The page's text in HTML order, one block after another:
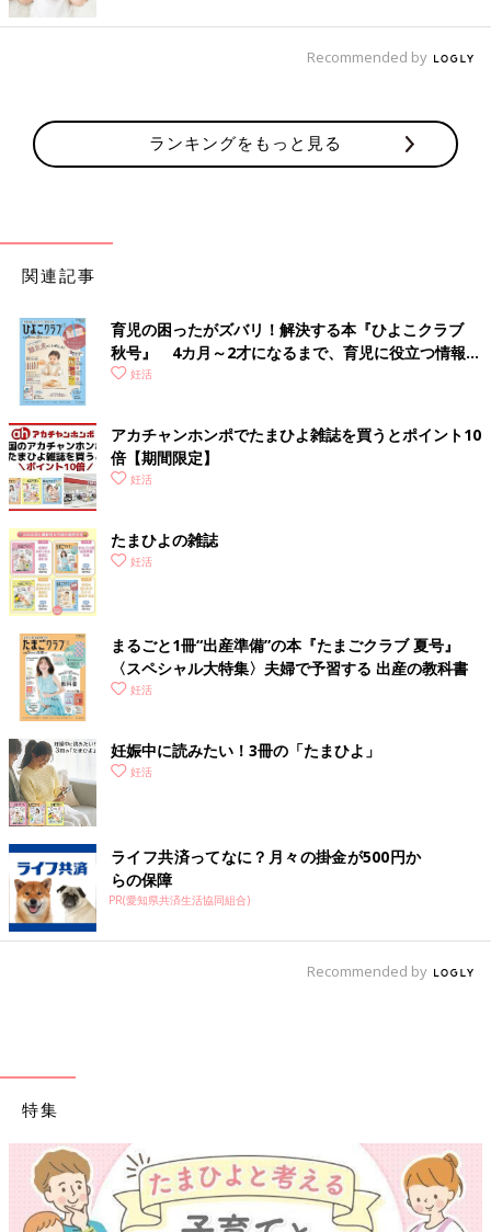
Recommended by
ランキングをもっと見る
関連記事
育児の困ったがズバリ！解決する本『ひよこクラブ
秋号』 4カ月～2才になるまで、育児に役立つ情報が
いっぱい！
妊活
アカチャンホンポでたまひよ雑誌を買うとポイント10
倍【期間限定】
妊活
たまひよの雑誌
妊活
まるごと1冊“出産準備”の本『たまごクラブ 夏号』
〈スペシャル大特集〉夫婦で予習する 出産の教科書
妊活
妊娠中に読みたい！3冊の「たまひよ」
妊活
ライフ共済ってなに？月々の掛金が500円か
らの保障
PR(愛知県共済生活協同組合)
Recommended by
特集